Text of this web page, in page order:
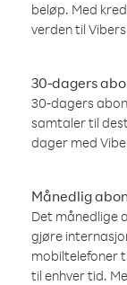
beløp. Med
verden til
30-dagers
30-dagers
samtaler til
dager med
Månedlig
Det månedlige
gjøre
mobiltelefoner
til enhver tid.